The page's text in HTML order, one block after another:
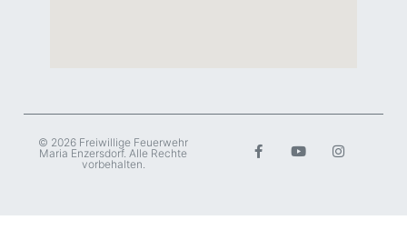
© 2026 Freiwillige Feuerwehr
Maria Enzersdorf. Alle Rechte
vorbehalten.